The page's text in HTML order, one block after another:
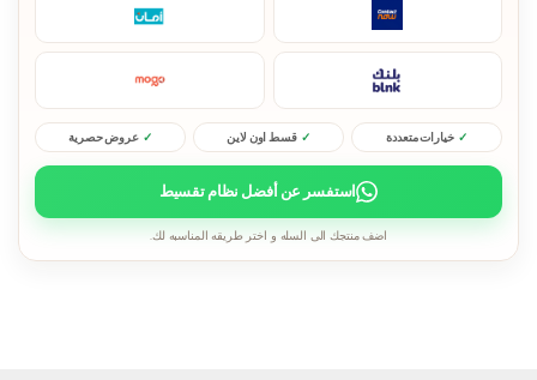
خيارات متعددة قسط اون لاين عروض حصرية
استفسر عن أفضل نظام تقسيط
اضف منتجك الى السله و اختر طريقه المناسبه لك.